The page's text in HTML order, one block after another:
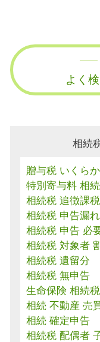
よく
相続
贈与税 いくら
特別寄与料 相
相続税 追徴課税
相続税 申告漏れ
相続税 申告 必
相続税 対象者
相続税 遺留分
相続税 無申告
生命保険 相続税
相続 不動産 売
相続 確定申告
相続税 配偶者